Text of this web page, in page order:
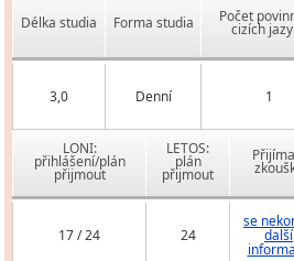
Délka studia Forma studia Počet
cizích
3,0 Denní 1
LONI:
přihlášení/plán
přijmout
LETOS:
plán
přijmout
17 / 24 24
se
další